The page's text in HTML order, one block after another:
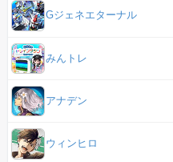
Gジェネエターナル
みんトレ
アナデン
ウィンヒロ